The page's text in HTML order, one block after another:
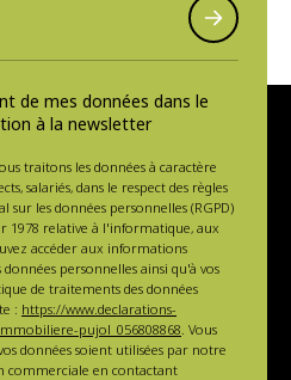
de mes données dans le
à la newsletter
traitons les données à caractère
salariés, dans le respect des règles
sur les données personnelles (RGPD)
1978 relative à l'informatique, aux
accéder aux informations
personnelles ainsi qu'à vos
de traitements des données
: https://www.declarations-
pujol_056808868 . Vous
données soient utilisées par notre
commerciale en contactant